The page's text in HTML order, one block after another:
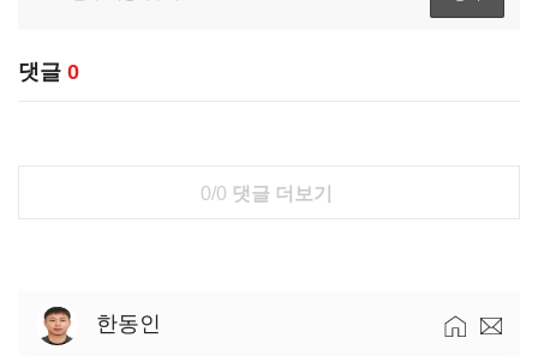
댓글 0
0/0 댓글 더보기
한동인